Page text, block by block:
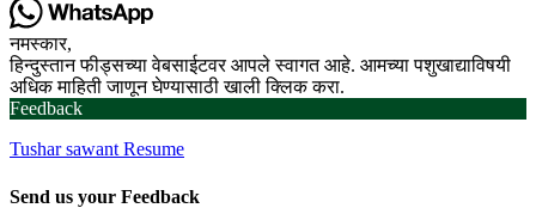
नमस्कार,
हिन्दुस्तान फीड्सच्या वेबसाईटवर आपले स्वागत आहे. आमच्या पशुखाद्याविषयी
अधिक माहिती जाणून घेण्यासाठी खाली क्लिक करा.
Feedback
Tushar sawant Resume
Send us your Feedback